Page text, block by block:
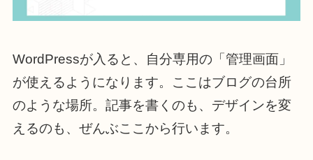
WordPressが入ると、自分専用の「管理画面」
が使えるようになります。ここはブログの台所
のような場所。記事を書くのも、デザインを変
えるのも、ぜんぶここから行います。